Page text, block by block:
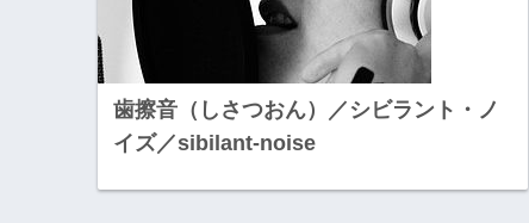
歯擦音（しさつおん）／シビラント・ノ
イズ／sibilant-noise